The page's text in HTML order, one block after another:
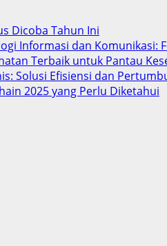
Dicoba Tahun Ini
Informasi dan Komunikasi:
Terbaik untuk Pantau
Solusi Efisiensi dan
2025 yang Perlu Diketahui